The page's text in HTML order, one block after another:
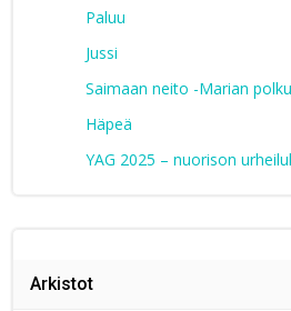
Paluu
Jussi
Saimaan neito -Marian polku
Häpeä
YAG 2025 – nuorison
Arkistot